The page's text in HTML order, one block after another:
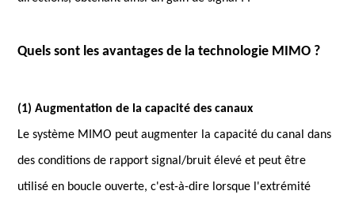
Quels sont les avantages de la technologie MIMO ?
(1) Augmentation de la capacité des canaux
Le système MIMO peut augmenter la capacité du canal dans
des conditions de rapport signal/bruit élevé et peut être
utilisé en boucle ouverte, c'est-à-dire lorsque l'extrémité